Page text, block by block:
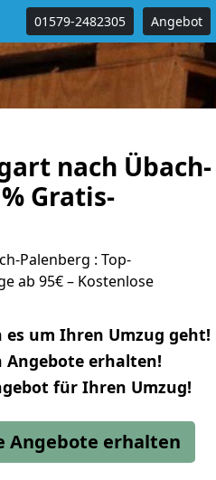
01579-2482305 Angebot
nach Übach-
Gratis-
Palenberg : Top-
ab 95€ – Kostenlose
um Ihren Umzug geht!
Angebote erhalten!
für Ihren Umzug!
Angebote erhalten